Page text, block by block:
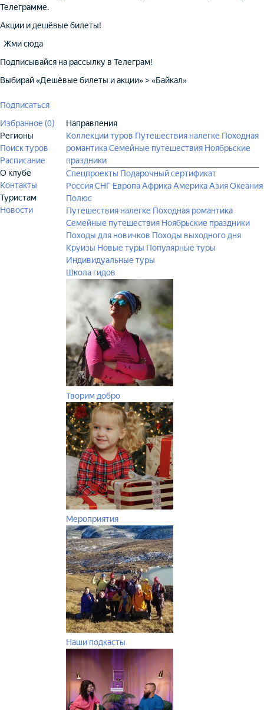
Телеграмме.
Акции и дешёвые билеты!
Жми сюда
Подписывайся на рассылку в Телеграм!
Выбирай «Дешёвые билеты и акции»‎ > «Байкал»
Подписаться
Избранное (0)
Регионы
Поиск туров
Расписание
О клубе
Контакты
Туристам
Новости
Направления
Коллекции туров Путешествия налегке Походная
романтикаСемейные путешествия Ноябрьские
праздники
Спецпроекты Подарочный сертификат
РоссияСНГ ЕвропаАфрикаАмерикаАзияОкеания
Полюс
Путешествия налегке Походная романтика
Семейные путешествия Ноябрьские праздники
Походы для новичков Походы выходного дня
Круизы Новые туры Популярные туры
Индивидуальные туры
Школа гидов
Творим добро
Мероприятия
Наши подкасты